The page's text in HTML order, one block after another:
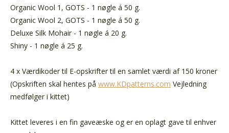
Organic Wool 1, GOTS - 1 nøgle á 50 g.
Organic Wool 2, GOTS - 1 nøgle á 50 g.
Deluxe Silk Mohair - 1 nøgle á 20 g.
Shiny - 1 nøgle á 25 g.
4 x Værdikoder til E-opskrifter til en samlet værdi af 150 kroner
(Opskriften skal hentes på www.KDpatterns.com Vejledning
medfølger i kittet)
Kittet leveres i en fin gaveæske og er en oplagt gave til enhver